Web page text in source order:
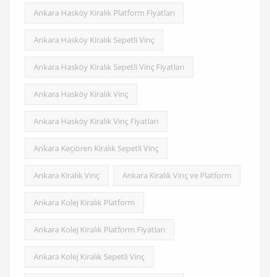
Ankara Hasköy Kiralık Platform Fiyatları
Ankara Hasköy Kiralık Sepetli Vinç
Ankara Hasköy Kiralık Sepetli Vinç Fiyatları
Ankara Hasköy Kiralık Vinç
Ankara Hasköy Kiralık Vinç Fiyatları
Ankara Keçiören Kiralık Sepetli Vinç
Ankara Kiralık Vinç Ankara Kiralık Vinç ve Platform
Ankara Kolej Kiralık Platform
Ankara Kolej Kiralık Platform Fiyatları
Ankara Kolej Kiralık Sepetli Vinç